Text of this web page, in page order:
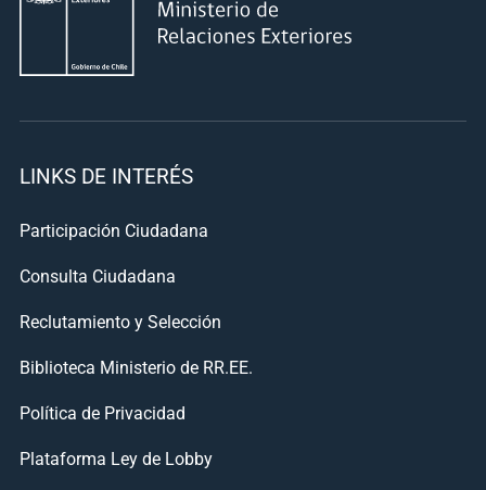
LINKS DE INTERÉS
Participación Ciudadana
Consulta Ciudadana
Reclutamiento y Selección
Biblioteca Ministerio de RR.EE.
Política de Privacidad
Plataforma Ley de Lobby